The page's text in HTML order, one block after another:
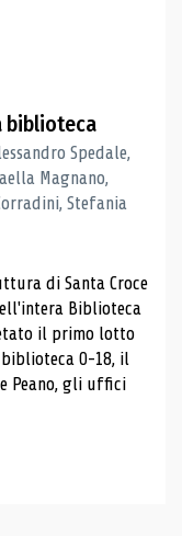
biblioteca
Spedale,
Magnano,
Stefania
di Santa Croce
Biblioteca
il primo lotto
0-18, il
Peano, gli uffici